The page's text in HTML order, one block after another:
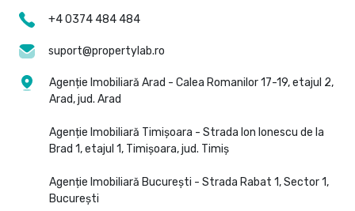
+4 0374 484 484
suport@propertylab.ro
Agenție Imobiliară Arad - Calea Romanilor 17-19, etajul 2,
Arad, jud. Arad
Agenție Imobiliară Timișoara - Strada Ion Ionescu de la
Brad 1, etajul 1, Timișoara, jud. Timiș
Agenție Imobiliară București - Strada Rabat 1, Sector 1,
București